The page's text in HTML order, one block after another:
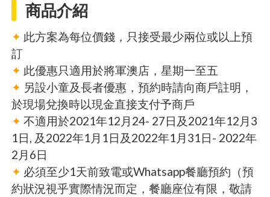
商品介紹
✦ 此方案為每位價錢，只接受最少兩位或以上預
訂
✦ 此優惠只適用於將軍澳店，星期一至五
✦ 另設小童及長者優惠，預約時請向商戶註明，
於現場兌換時以現金直接支付予商戶
✦ 不適用於2021年12月24- 27日及2021年12月3
1日, 及2022年1月1日及2022年1月31日- 2022年
2月6日
✦ 必須至少1天前致電或Whatsapp餐廳預約（預
約狀況視乎實際情況而定，餐廳座位有限，敬請